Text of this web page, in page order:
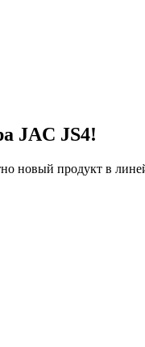
JAC JS4!
новый продукт в